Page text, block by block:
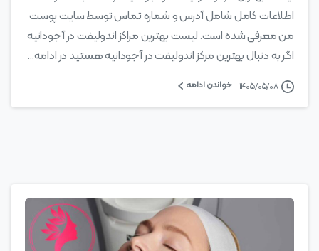
اطلاعات کامل شامل آدرس و شماره تماس توسط سایت پوست
من معرفی شده است. لیست بهترین مراکز اندولیفت در آجودانیه
اگر به دنبال بهترین مرکز اندولیفت در آجودانیه هستید در ادامه...
۱۴۰۵/۰۵/۰۸ خواندن ادامه